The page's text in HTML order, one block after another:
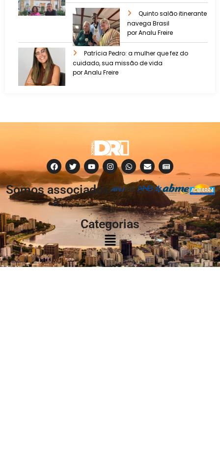
Quinto salão itinerante
navega Brasil
por Analu Freire
Patrícia Pedro: a mulher que fez do
cuidado, sua missão de vida
por Analu Freire
Somos associados
à:
Categorias